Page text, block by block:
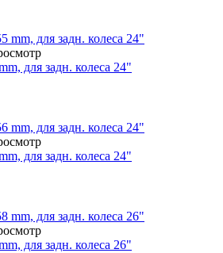
для задн. колеса 24"
для задн. колеса 24"
для задн. колеса 26"